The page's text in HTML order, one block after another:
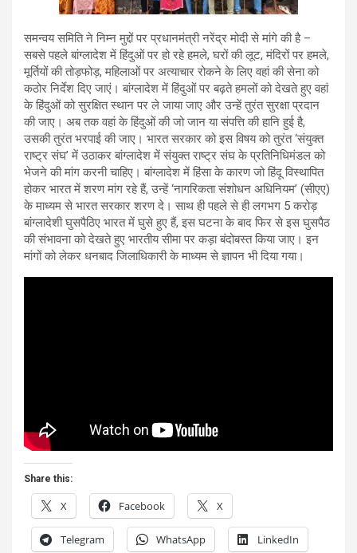
समन्वय समिति ने निम्न मुद्दों पर प्रधानमंत्री नरेंद्र मोदी से मांगे की है –
सबसे पहले बांग्लादेश में हिंदुओं पर हो रहे हमले, घरों की लूट, मंदिरों पर हमले,
मूर्तियों की तोड़फोड़, महिलाओं पर अत्याचार रोकने के लिए वहां की सेना को
कठोर निर्देश दिए जाएं। बांग्लादेश में हिंदुओं पर बढ़ते हमलों को देखते हुए वहां
के हिंदुओं को सुरक्षित स्थान पर ले जाया जाए और उन्हें तुरंत सुरक्षा प्रदान
की जाए। अब तक वहां के हिंदुओं की जो जान या संपत्ति की हानि हुई है,
उसकी तुरंत भरपाई की जाए। भारत सरकार को इस विषय को तुरंत ‘संयुक्त
राष्ट्र संघ’ में उठाकर बांग्लादेश में संयुक्त राष्ट्र संघ के प्रतिनिधिमंडल को
भेजने की मांग करनी चाहिए। बांग्लादेश में हिंसा के कारण जो हिंदू विस्थापित
होकर भारत में शरण मांग रहे हैं, उन्हें ‘नागरिकता संशोधन अधिनियम’ (सीएए)
के माध्यम से भारत सरकार शरण दे। साथ ही पहले से ही लगभग 5 करोड़
बांग्लादेशी घुसपैठिए भारत में घुसे हुए हैं, इस घटना के बाद फिर से इस घुसपैठ
की संभावना को देखते हुए भारतीय सीमा पर कड़ा बंदोबस्त किया जाए। इन
मांगों को लेकर धनबाद जिलाधिकारी के माध्यम से ज्ञापन भी दिया गया।
Share this:
X Facebook X
Telegram WhatsApp LinkedIn